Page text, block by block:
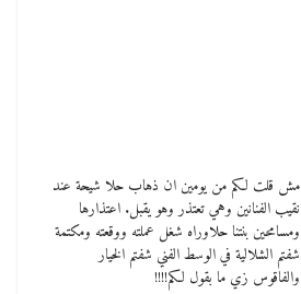
مش قلت لكم من يومين ان ذهاب حلا شيحة عند
نقيب الفنانين وهي تعتذر وهو يقبل. اعتذارها
ومسامحين بنتنا حلاوراه شغل عملته ووقعته ومكتمة
شفتم الشلالية في الوسط الفني شفتم الخيار
والفاقوس زي ما بقول لكم!!!!